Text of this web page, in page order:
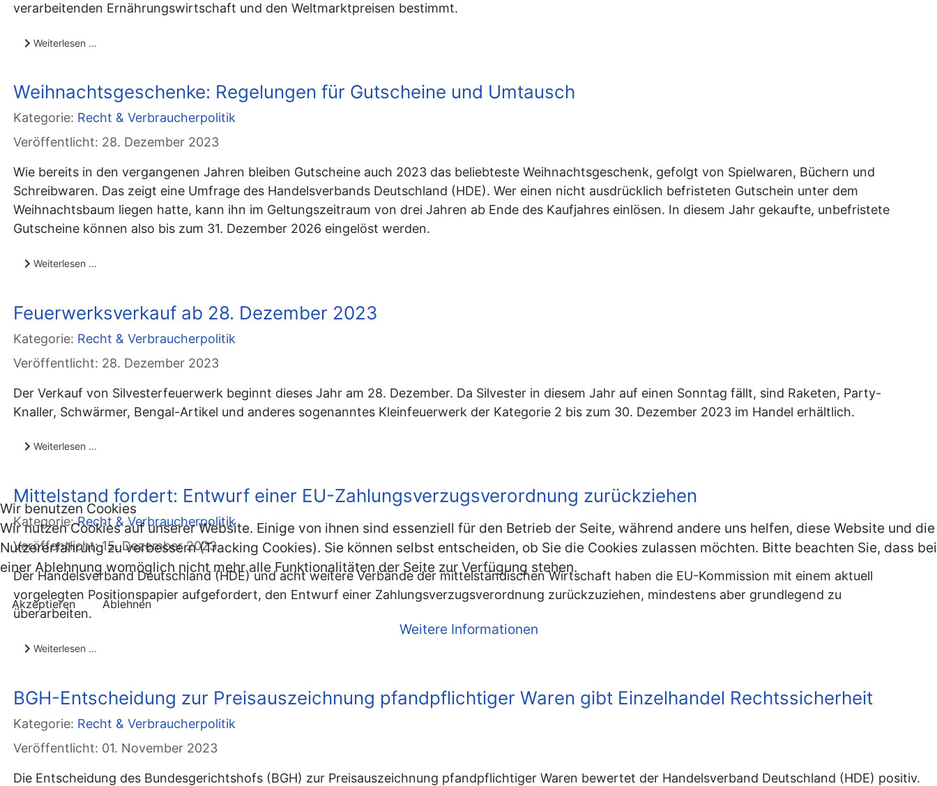
verarbeitenden Ernährungswirtschaft und den Weltmarktpreisen bestimmt.
Weiterlesen …
Weihnachtsgeschenke: Regelungen für Gutscheine und Umtausch
Kategorie: Recht & Verbraucherpolitik
Veröffentlicht: 28. Dezember 2023
Wie bereits in den vergangenen Jahren bleiben Gutscheine auch 2023 das beliebteste Weihnachtsgeschenk, gefolgt von Spielwaren, Büchern und
Schreibwaren. Das zeigt eine Umfrage des Handelsverbands Deutschland (HDE). Wer einen nicht ausdrücklich befristeten Gutschein unter dem
Weihnachtsbaum liegen hatte, kann ihn im Geltungszeitraum von drei Jahren ab Ende des Kaufjahres einlösen. In diesem Jahr gekaufte, unbefristete
Gutscheine können also bis zum 31. Dezember 2026 eingelöst werden.
Weiterlesen …
Feuerwerksverkauf ab 28. Dezember 2023
Kategorie: Recht & Verbraucherpolitik
Veröffentlicht: 28. Dezember 2023
Der Verkauf von Silvesterfeuerwerk beginnt dieses Jahr am 28. Dezember. Da Silvester in diesem Jahr auf einen Sonntag fällt, sind Raketen, Party-
Knaller, Schwärmer, Bengal-Artikel und anderes sogenanntes Kleinfeuerwerk der Kategorie 2 bis zum 30. Dezember 2023 im Handel erhältlich.
Weiterlesen …
Mittelstand fordert: Entwurf einer EU-Zahlungsverzugsverordnung zurückziehen
Kategorie:Recht & Verbraucherpolitik
Veröffentlicht: 15. Dezember 2023
Der Handelsverband Deutschland (HDE) und acht weitere Verbände der mittelständischen Wirtschaft haben die EU-Kommission mit einem aktuell
vorgelegten Positionspapier aufgefordert, den Entwurf einer Zahlungsverzugsverordnung zurückzuziehen, mindestens aber grundlegend zu
überarbeiten.
Weiterlesen …
BGH-Entscheidung zur Preisauszeichnung pfandpflichtiger Waren gibt Einzelhandel Rechtssicherheit
Kategorie: Recht & Verbraucherpolitik
Veröffentlicht: 01. November 2023
Die Entscheidung des Bundesgerichtshofs (BGH) zur Preisauszeichnung pfandpflichtiger Waren bewertet der Handelsverband Deutschland (HDE) positiv.
Wir benutzen Cookies
Wir nutzen Cookies auf unserer Website. Einige von ihnen sind essenziell für den Betrieb der Seite, während andere uns helfen, diese Website und die
Nutzererfahrung zu verbessern (Tracking Cookies). Sie können selbst entscheiden, ob Sie die Cookies zulassen möchten. Bitte beachten Sie, dass bei
einer Ablehnung womöglich nicht mehr alle Funktionalitäten der Seite zur Verfügung stehen.
Akzeptieren Ablehnen
Weitere Informationen